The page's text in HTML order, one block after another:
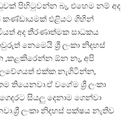
පිහිටුවන්න බෑ, එහෙම නම් අද
කණ්ඩායමක් එළියට ගිහින්
අද තීරණාත්මක සාධකය
නෙමෙයි ශ්‍රී ලංකා නිදහස්
,කළකිරෙන්න ඕන නෑ, අපි
එක්ක නැගිටින්න,
වගේම ශ්‍රී ලංකා
සියලු දෙනාම ගෙන්වා
ලංකා නිදහස් පක්ෂය නැතිව